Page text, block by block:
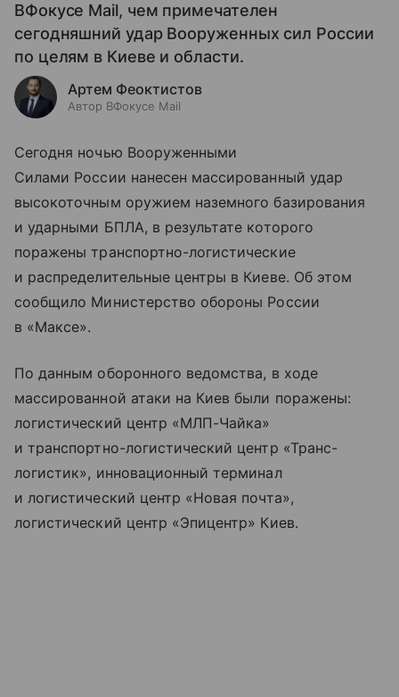
ВФокусе Mail, чем примечателен
сегодняшний удар Вооруженных сил России
по целям в Киеве и области.
Артем Феоктистов
Автор ВФокусе Mail
Сегодня ночью Вооруженными
Силами России нанесен массированный удар
высокоточным оружием наземного базирования
и ударными БПЛА, в результате которого
поражены транспортно-логистические
и распределительные центры в Киеве. Об этом
сообщило Министерство обороны России
в «Максе».
По данным оборонного ведомства, в ходе
массированной атаки на Киев были поражены:
логистический центр «МЛП-Чайка»
и транспортно-логистический центр «Транс-
логистик», инновационный терминал
и логистический центр «Новая почта»,
логистический центр «Эпицентр» Киев.